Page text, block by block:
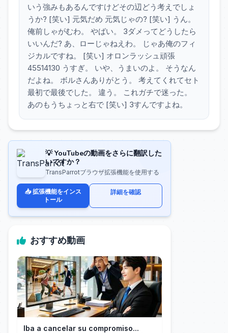
いう強みもあるんですけどその辺どう考えでしょ
うか? [笑い] 元気だめ 元気じゃの? [笑い] うん。
俺前しゃがむわ。 やばい。 3ダメってどうしたら
いいんだ? あ、ローじゃねえわ。 じゃあ俺のフィ
ジカルですね。 [笑い] オロンラッシュ頑張
45514130 うすぎ。 いや、うまいのよ。 そうなん
だよね。 ボルさんありがとう。 考えてくれてセト
最初で最後でした。 違う。 これガチで迷った。
あのもうちょっと右で [笑い] 3すんですよね。
💡 YouTubeの動画をさらに翻訳した
いですか？
TransParrotブラウザ拡張機能を使用する
📥 拡張機能をインス
トール
詳細を確認
おすすめ動画
Iba a cancelar su compromiso...